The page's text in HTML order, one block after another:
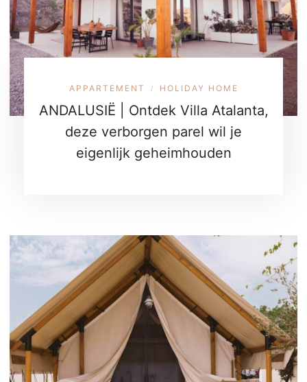
APPARTEMENT / HOLIDAY HOME
ANDALUSIË | Ontdek Villa Atalanta,
deze verborgen parel wil je
eigenlijk geheimhouden